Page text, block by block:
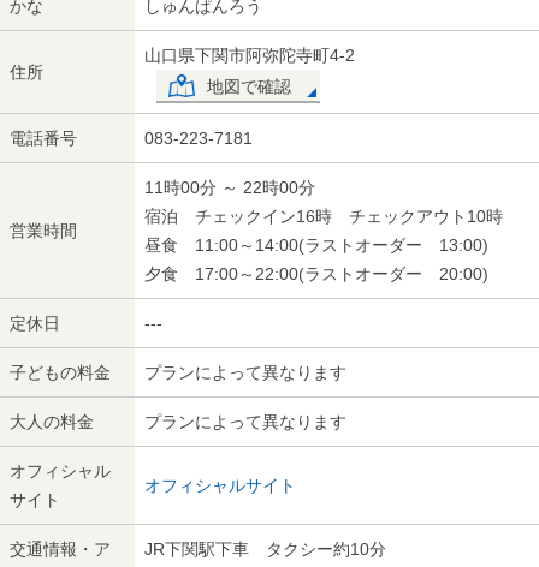
かな しゅんぱんろう
住所
山口県下関市阿弥陀寺町4-2
地図で確認
電話番号 083-223-7181
営業時間
11時00分 ～ 22時00分
宿泊 チェックイン16時 チェックアウト10時
昼食 11:00～14:00(ラストオーダー 13:00)
夕食 17:00～22:00(ラストオーダー 20:00)
定休日 ---
子どもの料金 プランによって異なります
大人の料金 プランによって異なります
オフィシャル
サイト
オフィシャルサイト
交通情報・ア
JR下関駅下車 タクシー約10分